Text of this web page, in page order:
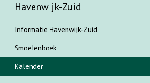
Havenwijk-Zuid
Informatie Havenwijk-Zuid
Smoelenboek
Kalender